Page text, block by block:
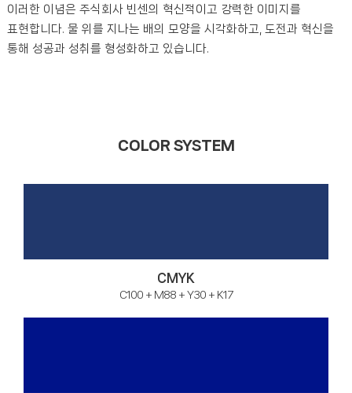
이러한 이념은 주식회사 빈센의 혁신적이고 강력한 이미지를
표현합니다. 물 위를 지나는 배의 모양을 시각화하고, 도전과 혁신을
통해 성공과 성취를 형성화하고 있습니다.
COLOR SYSTEM
CMYK
C100 + M88 + Y30 + K17